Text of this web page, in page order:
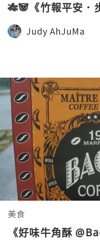
🎋🐼《竹報平安．
Judy AhJuMa
美食
《好味牛角酥